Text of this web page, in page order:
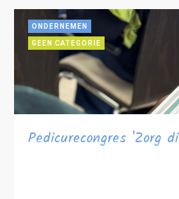
ONDERNEMEN
GEEN CATEGORIE
Pedicurecongres 'Zorg